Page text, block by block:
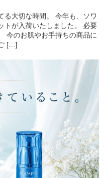
る大切な時間。 今年も、ソワ
トが入荷いたしました。 必要
今のお肌やお手持ちの商品に
[…]